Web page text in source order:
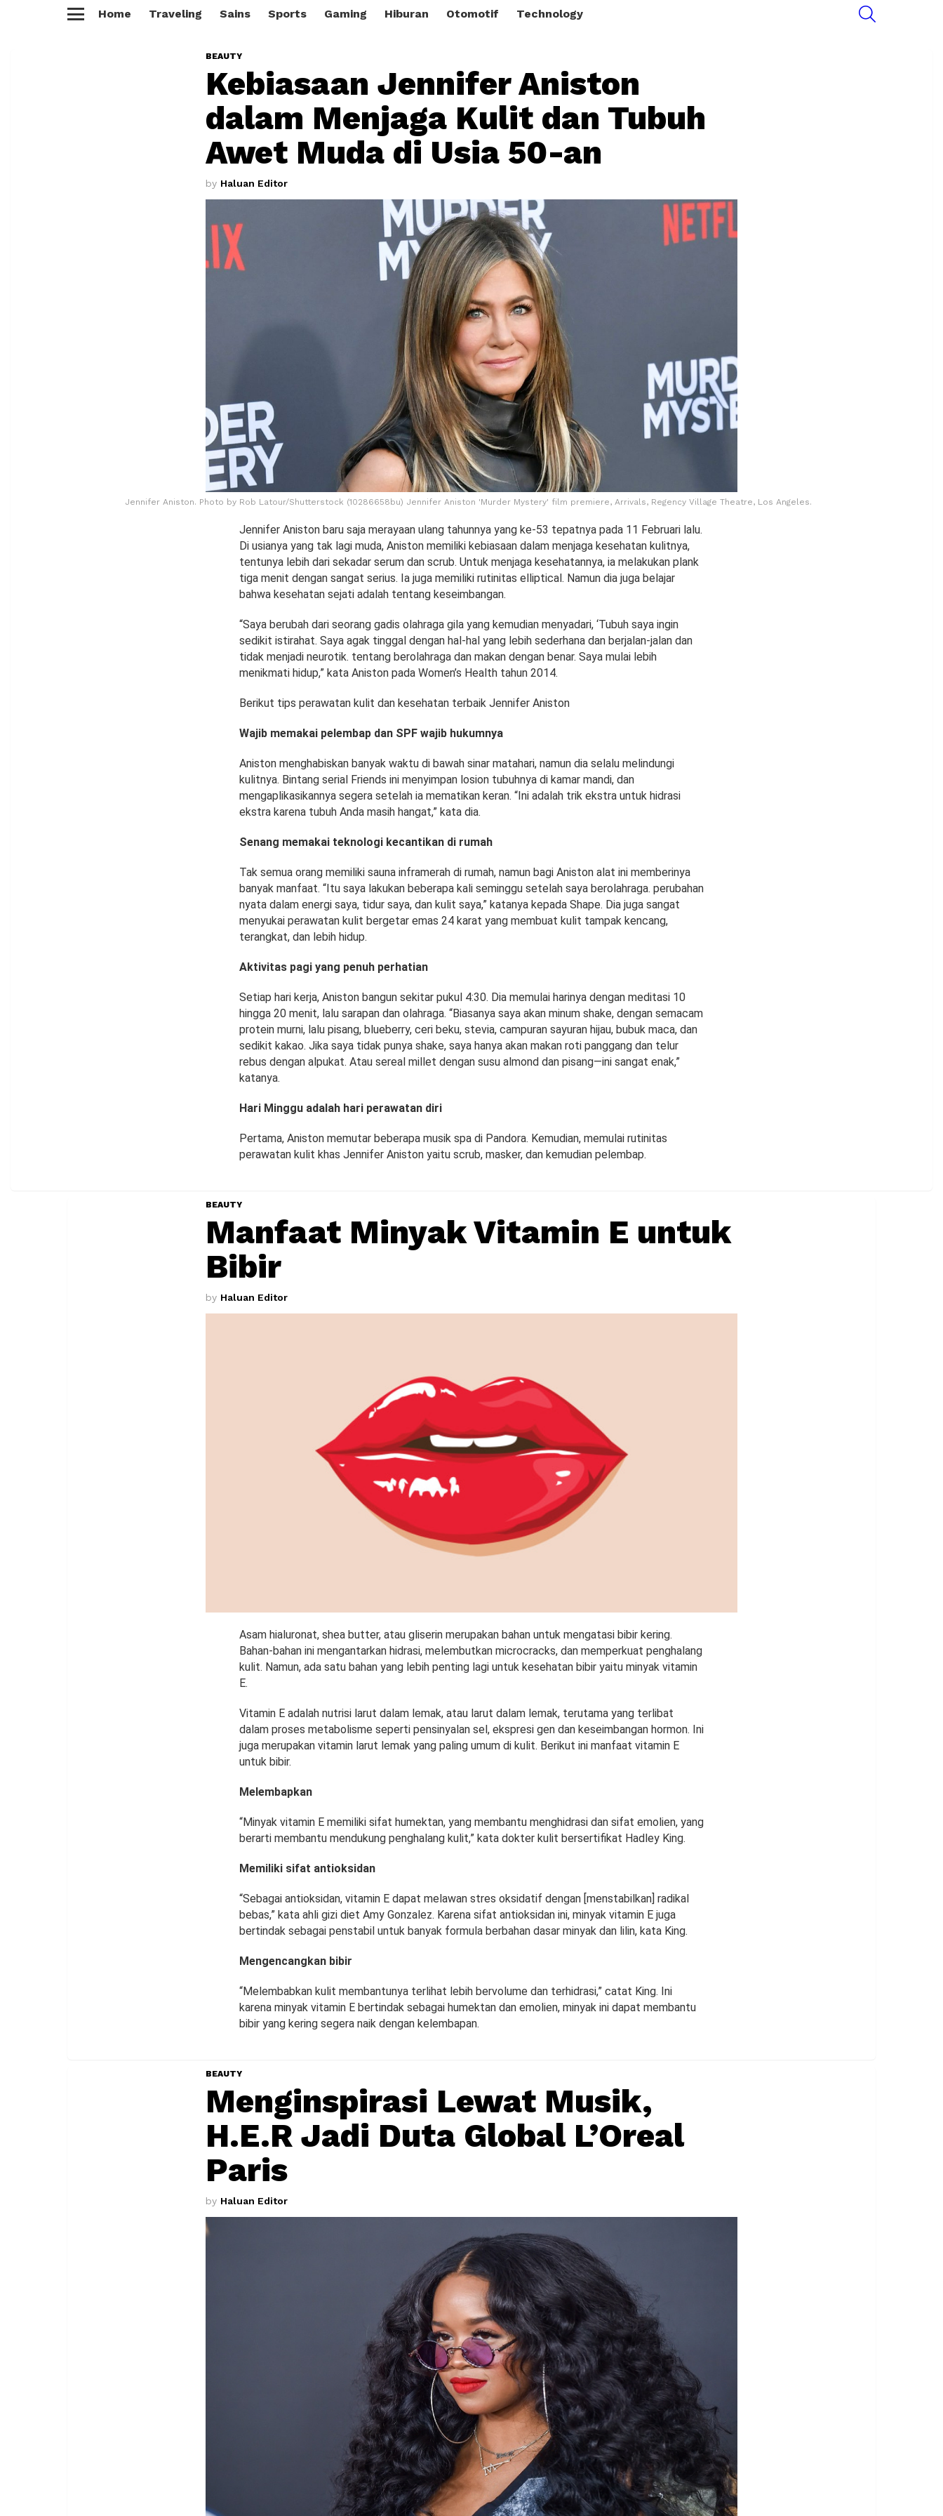
Home Traveling Sains Sports Gaming Hiburan Otomotif Technology
BEAUTY
Kebiasaan Jennifer Aniston
dalam Menjaga Kulit dan Tubuh
Awet Muda di Usia 50-an
by Haluan Editor
Jennifer Aniston. Photo by Rob Latour/Shutterstock (10286658bu) Jennifer Aniston 'Murder Mystery' film premiere, Arrivals, Regency Village Theatre, Los Angeles.
Jennifer Aniston baru saja merayaan ulang tahunnya yang ke-53 tepatnya pada 11 Februari lalu.
Di usianya yang tak lagi muda, Aniston memiliki kebiasaan dalam menjaga kesehatan kulitnya,
tentunya lebih dari sekadar serum dan scrub. Untuk menjaga kesehatannya, ia melakukan plank
tiga menit dengan sangat serius. Ia juga memiliki rutinitas elliptical. Namun dia juga belajar
bahwa kesehatan sejati adalah tentang keseimbangan.
“Saya berubah dari seorang gadis olahraga gila yang kemudian menyadari, ‘Tubuh saya ingin
sedikit istirahat. Saya agak tinggal dengan hal-hal yang lebih sederhana dan berjalan-jalan dan
tidak menjadi neurotik. tentang berolahraga dan makan dengan benar. Saya mulai lebih
menikmati hidup,” kata Aniston pada Women’s Health tahun 2014.
Berikut tips perawatan kulit dan kesehatan terbaik Jennifer Aniston
Wajib memakai pelembap dan SPF wajib hukumnya
Aniston menghabiskan banyak waktu di bawah sinar matahari, namun dia selalu melindungi
kulitnya. Bintang serial Friends ini menyimpan losion tubuhnya di kamar mandi, dan
mengaplikasikannya segera setelah ia mematikan keran. “Ini adalah trik ekstra untuk hidrasi
ekstra karena tubuh Anda masih hangat,” kata dia.
Senang memakai teknologi kecantikan di rumah
Tak semua orang memiliki sauna inframerah di rumah, namun bagi Aniston alat ini memberinya
banyak manfaat. “Itu saya lakukan beberapa kali seminggu setelah saya berolahraga. perubahan
nyata dalam energi saya, tidur saya, dan kulit saya,” katanya kepada Shape. Dia juga sangat
menyukai perawatan kulit bergetar emas 24 karat yang membuat kulit tampak kencang,
terangkat, dan lebih hidup.
Aktivitas pagi yang penuh perhatian
Setiap hari kerja, Aniston bangun sekitar pukul 4:30. Dia memulai harinya dengan meditasi 10
hingga 20 menit, lalu sarapan dan olahraga. “Biasanya saya akan minum shake, dengan semacam
protein murni, lalu pisang, blueberry, ceri beku, stevia, campuran sayuran hijau, bubuk maca, dan
sedikit kakao. Jika saya tidak punya shake, saya hanya akan makan roti panggang dan telur
rebus dengan alpukat. Atau sereal millet dengan susu almond dan pisang—ini sangat enak,”
katanya.
Hari Minggu adalah hari perawatan diri
Pertama, Aniston memutar beberapa musik spa di Pandora. Kemudian, memulai rutinitas
perawatan kulit khas Jennifer Aniston yaitu scrub, masker, dan kemudian pelembap.
BEAUTY
Manfaat Minyak Vitamin E untuk
Bibir
by Haluan Editor
Asam hialuronat, shea butter, atau gliserin merupakan bahan untuk mengatasi bibir kering.
Bahan-bahan ini mengantarkan hidrasi, melembutkan microcracks, dan memperkuat penghalang
kulit. Namun, ada satu bahan yang lebih penting lagi untuk kesehatan bibir yaitu minyak vitamin
E.
Vitamin E adalah nutrisi larut dalam lemak, atau larut dalam lemak, terutama yang terlibat
dalam proses metabolisme seperti pensinyalan sel, ekspresi gen dan keseimbangan hormon. Ini
juga merupakan vitamin larut lemak yang paling umum di kulit. Berikut ini manfaat vitamin E
untuk bibir.
Melembapkan
“Minyak vitamin E memiliki sifat humektan, yang membantu menghidrasi dan sifat emolien, yang
berarti membantu mendukung penghalang kulit,” kata dokter kulit bersertifikat Hadley King.
Memiliki sifat antioksidan
“Sebagai antioksidan, vitamin E dapat melawan stres oksidatif dengan [menstabilkan] radikal
bebas,” kata ahli gizi diet Amy Gonzalez. Karena sifat antioksidan ini, minyak vitamin E juga
bertindak sebagai penstabil untuk banyak formula berbahan dasar minyak dan lilin, kata King.
Mengencangkan bibir
“Melembabkan kulit membantunya terlihat lebih bervolume dan terhidrasi,” catat King. Ini
karena minyak vitamin E bertindak sebagai humektan dan emolien, minyak ini dapat membantu
bibir yang kering segera naik dengan kelembapan.
BEAUTY
Menginspirasi Lewat Musik,
H.E.R Jadi Duta Global L’Oreal
Paris
by Haluan Editor